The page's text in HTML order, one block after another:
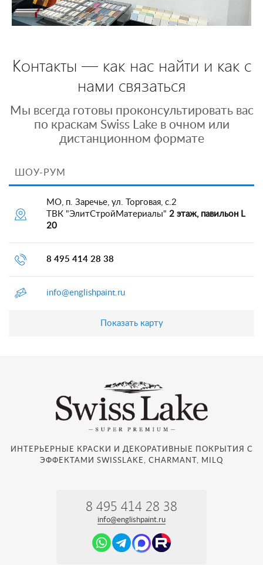
Контакты — как нас найти и как с
нами связаться
Мы всегда готовы проконсультировать вас
по краскам Swiss Lake в очном или
дистанционном формате
ШОУ-РУМ
МО, п. Заречье, ул. Торговая, с.2
ТВК "ЭлитСтройМатериалы" 2 этаж, павильон L
20
8 495 414 28 38
info@englishpaint.ru
Показать карту
ИНТЕРЬЕРНЫЕ КРАСКИ И ДЕКОРАТИВНЫЕ ПОКРЫТИЯ С
ЭФФЕКТАМИ SWISSLAKE, CHARMANT, MILQ
8 495 414 28 38
info@englishpaint.ru